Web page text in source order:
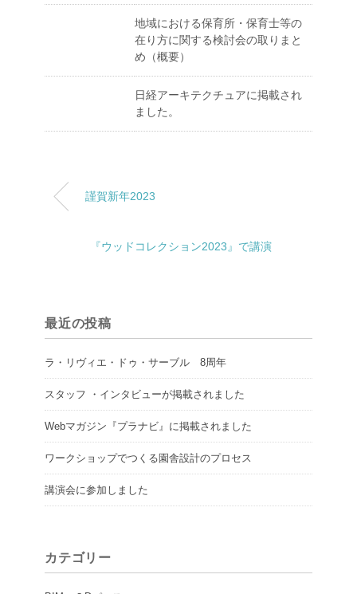
地域における保育所・保育士等の
在り方に関する検討会の取りまと
め（概要）
日経アーキテクチュアに掲載され
ました。
謹賀新年2023
『ウッドコレクション2023』で講演
最近の投稿
ラ・リヴィエ・ドゥ・サーブル 8周年
スタッフ ・インタビューが掲載されました
Webマガジン『プラナビ』に掲載されました
ワークショップでつくる園舎設計のプロセス
講演会に参加しました
カテゴリー